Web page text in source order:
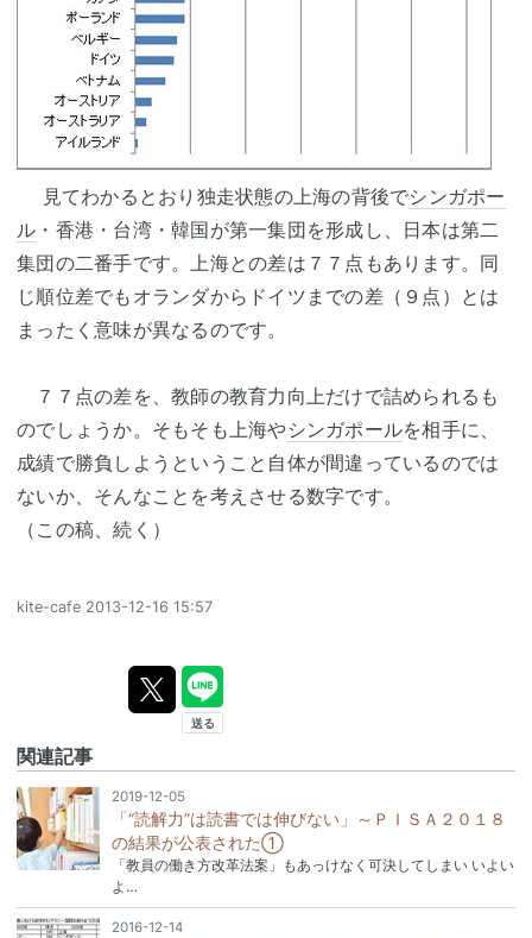
見てわかるとおり独走状態の上海の背後でシンガポー
ル ・香港・台湾・韓国が第一集団を形成し、日本は第二
集団の二番手です。上海との差は７７点もあります。同
じ順位差でもオランダからドイツまでの差（９点）とは
まったく意味が異なるのです。
７７点の差を、教師の教育力向上だけで詰められるも
のでしょうか。そもそも上海やシンガポールを相手に、
成績で勝負しようということ自体が間違っているのでは
ないか、そんなことを考えさせる数字です。
（この稿、続く）
kite-cafe 2013-12-16 15:57
関連記事
2019-12-05
「“読解力”は読書では伸びない」～ＰＩＳＡ２０１８
の結果が公表された①
「教員の働き方改革法案」もあっけなく可決してしまい いよい
よ…
2016-12-14